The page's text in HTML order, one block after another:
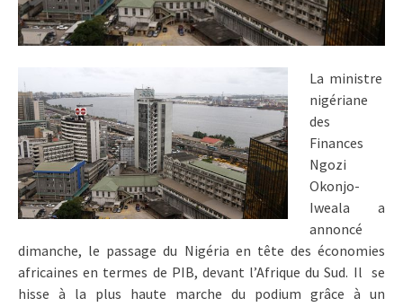
La ministre
nigériane
des
Finances
Ngozi
Okonjo-
Iweala a
annoncé
dimanche, le passage du Nigéria en tête des économies
africaines en termes de PIB, devant l’Afrique du Sud. Il se
hisse à la plus haute marche du podium grâce à un